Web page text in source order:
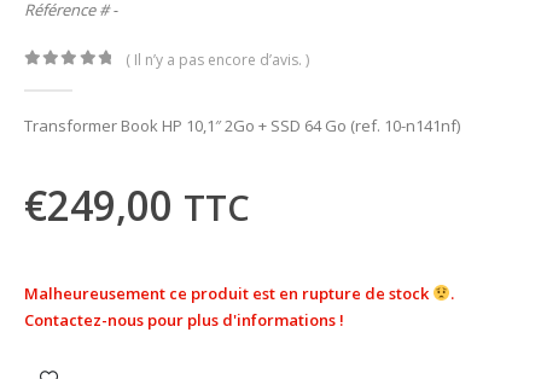
Référence # -
( Il n’y a pas encore d’avis. )
Transformer Book HP 10,1″ 2Go + SSD 64 Go (ref. 10-n141nf)
€249,00 TTC
Malheureusement ce produit est en rupture de stock
.
Contactez-nous pour plus d'informations !